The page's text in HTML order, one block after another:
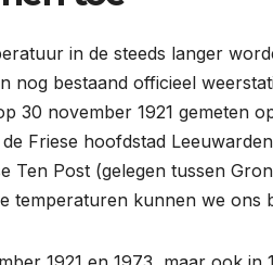
in de steeds langer
nog bestaand officieel
30 november 1921 gemeten
Friese hoofdstad
Ten Post (gelegen tussen
temperaturen kunnen we ons